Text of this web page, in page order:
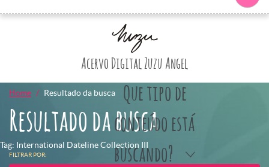
Acervo Digital Zuzu Angel
Que tipo de
conteúdo está
buscando?
Home Resultado da busca
Resultado da busca
Tag: International Dateline Collection III
FILTRAR POR: